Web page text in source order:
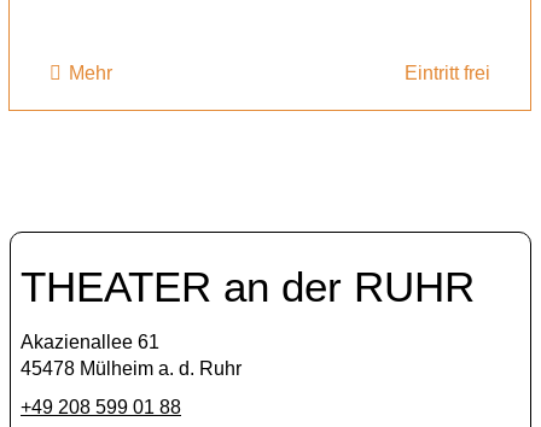
Mehr Eintritt frei
THEATER an der RUHR
Akazienallee 61
45478 Mülheim a. d. Ruhr
+49 208 599 01 88